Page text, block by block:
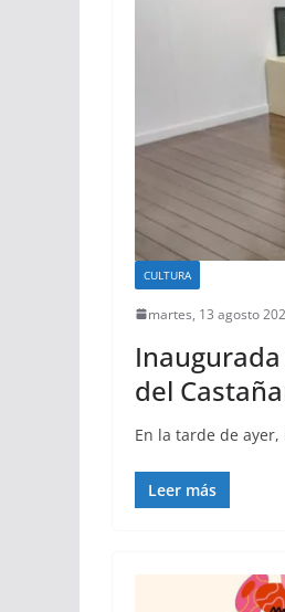
CULTURA
martes, 13 agosto
del
En la tarde de
Leer más